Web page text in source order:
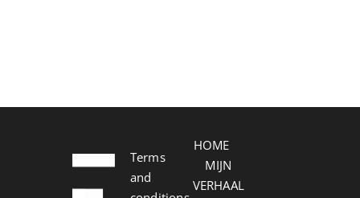
Terms
and
HOME
MIJN
VERHAAL